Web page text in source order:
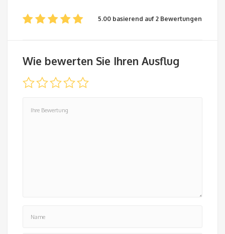
5.00 basierend auf 2 Bewertungen
Wie bewerten Sie Ihren Ausflug